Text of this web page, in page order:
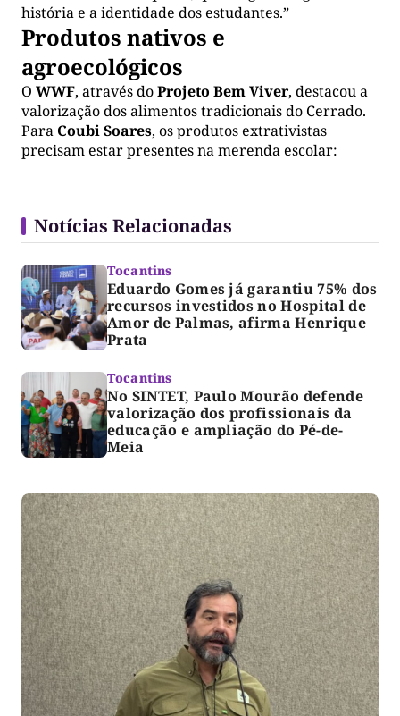
história e a identidade dos estudantes.”
Produtos nativos e
agroecológicos
O WWF, através doProjeto Bem Viver, destacou a
valorização dos alimentos tradicionais do Cerrado.
Para Coubi Soares, os produtos extrativistas
precisam estar presentes na merenda escolar:
Notícias Relacionadas
Tocantins
Eduardo Gomes já garantiu 75% dos
recursos investidos no Hospital de
Amor de Palmas, afirma Henrique
Prata
Tocantins
No SINTET, Paulo Mourão defende
valorização dos profissionais da
educação e ampliação do Pé-de-
Meia